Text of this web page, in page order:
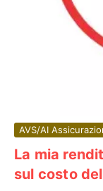
AVS/AI
La mia
sul costo